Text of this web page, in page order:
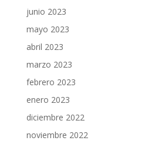
junio 2023
mayo 2023
abril 2023
marzo 2023
febrero 2023
enero 2023
diciembre 2022
noviembre 2022